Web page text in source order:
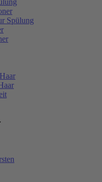
Spülung